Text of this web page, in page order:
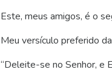
Este, meus amigos, é o
Meu versículo preferido
“Deleite-se no Senhor, e